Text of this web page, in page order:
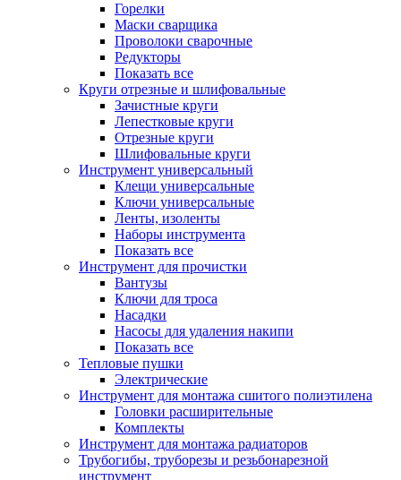
Горелки
Маски сварщика
Проволоки сварочные
Редукторы
Показать все
Круги отрезные и шлифовальные
Зачистные круги
Лепестковые круги
Отрезные круги
Шлифовальные круги
Инструмент универсальный
Клещи универсальные
Ключи универсальные
Ленты, изоленты
Наборы инструмента
Показать все
Инструмент для прочистки
Вантузы
Ключи для троса
Насадки
Насосы для удаления накипи
Показать все
Тепловые пушки
Электрические
Инструмент для монтажа сшитого полиэтилена
Головки расширительные
Комплекты
Инструмент для монтажа радиаторов
Трубогибы, труборезы и резьбонарезной
инструмент